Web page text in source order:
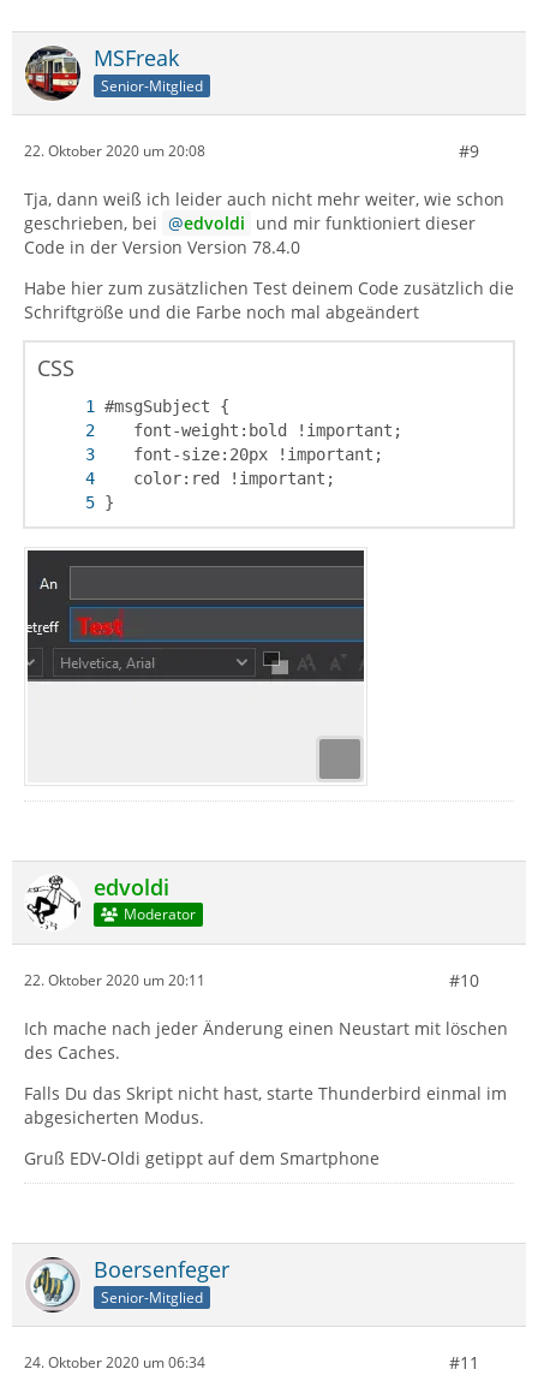
MSFreak
Senior-Mitglied
22. Oktober 2020 um 20:08 #9
Tja, dann weiß ich leider auch nicht mehr weiter, wie schon
geschrieben, bei
edvoldi und mir funktioniert dieser
Code in der Version Version 78.4.0
Habe hier zum zusätzlichen Test deinem Code zusätzlich die
Schriftgröße und die Farbe noch mal abgeändert
CSS
}
edvoldi
Moderator
22. Oktober 2020 um 20:11 #10
Ich mache nach jeder Änderung einen Neustart mit löschen
des Caches.
Falls Du das Skript nicht hast, starte Thunderbird einmal im
abgesicherten Modus.
Gruß EDV-Oldi getippt auf dem Smartphone
Boersenfeger
Senior-Mitglied
24. Oktober 2020 um 06:34 #11